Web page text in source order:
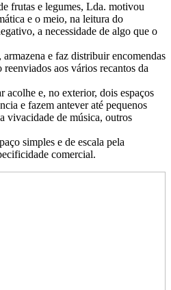
frutas e legumes, Lda. motivou
e o meio, na leitura do
a necessidade de algo que o
e faz distribuir encomendas
aos vários recantos da
acolhe e, no exterior, dois espaços
e fazem antever até pequenos
vivacidade de música, outros
simples e de escala pela
comercial.